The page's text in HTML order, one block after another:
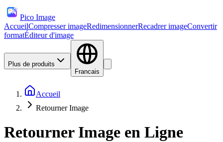
Pico Image
AccueilCompresser imageRedimensionnerRecadrer imageConvertir
formatÉditeur d'image
Plus de produits
Francais
Accueil
Retourner Image
Retourner Image en Ligne